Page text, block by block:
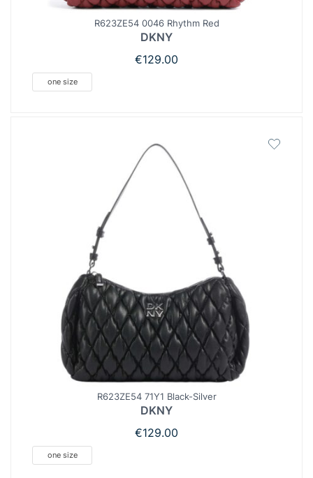
R623ZE54 0046 Rhythm Red
DKNY
€129.00
one size
R623ZE54 71Y1 Black-Silver
DKNY
€129.00
one size